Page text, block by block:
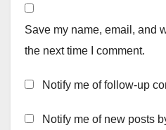
Save my name, email, and
the next time I comment.
Notify me of follow-up
Notify me of new posts